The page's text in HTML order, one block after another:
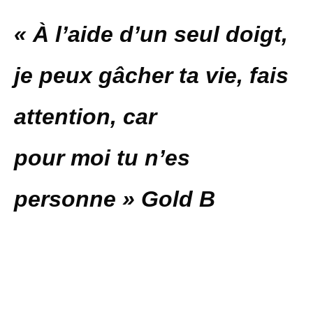
« À l’aide d’un seul doigt,
je peux gâcher ta vie, fais
attention, car
pour moi tu n’es
personne » Gold B